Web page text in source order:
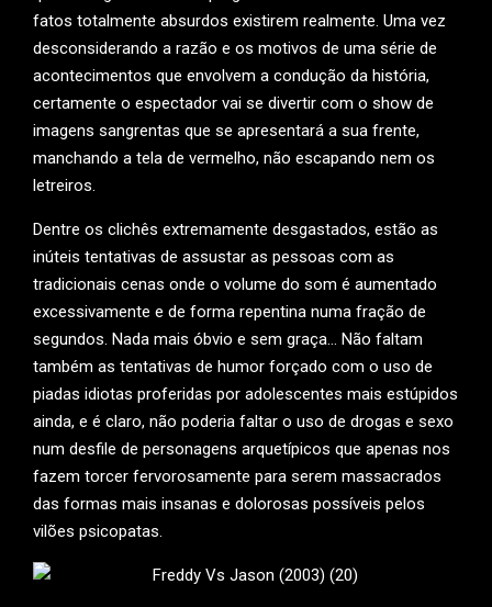
fatos totalmente absurdos existirem realmente. Uma vez
desconsiderando a razão e os motivos de uma série de
acontecimentos que envolvem a condução da história,
certamente o espectador vai se divertir com o show de
imagens sangrentas que se apresentará a sua frente,
manchando a tela de vermelho, não escapando nem os
letreiros.
Dentre os clichês extremamente desgastados, estão as
inúteis tentativas de assustar as pessoas com as
tradicionais cenas onde o volume do som é aumentado
excessivamente e de forma repentina numa fração de
segundos. Nada mais óbvio e sem graça… Não faltam
também as tentativas de humor forçado com o uso de
piadas idiotas proferidas por adolescentes mais estúpidos
ainda, e é claro, não poderia faltar o uso de drogas e sexo
num desfile de personagens arquetípicos que apenas nos
fazem torcer fervorosamente para serem massacrados
das formas mais insanas e dolorosas possíveis pelos
vilões psicopatas.